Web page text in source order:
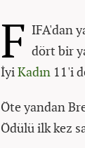
F IFA'dan
dört bir
İyiKadın 11'i
Öte yandan
Ödülü ilk kez